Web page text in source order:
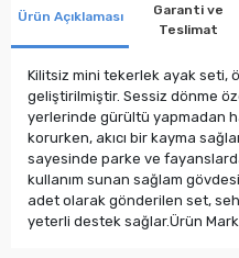
Ürün Açıklaması
Garanti ve
Teslimat
Kilitsiz mini tekerlek ayak seti,
geliştirilmiştir. Sessiz dönme
yerlerinde gürültü yapmadan
korurken, akıcı bir kayma
sayesinde parke ve
kullanım sunan sağlam
adet olarak gönderilen set,
yeterli destek sağlar.Ürün